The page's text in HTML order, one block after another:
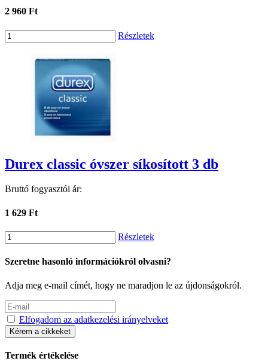
2 960 Ft
Részletek
Durex classic óvszer síkosított 3 db
Bruttó fogyasztói ár:
1 629 Ft
Részletek
Szeretne hasonló információkról olvasni?
Adja meg e-mail címét, hogy ne maradjon le az újdonságokról.
Elfogadom az adatkezelési irányelveket
Kérem a cikkeket
Termék értékelése